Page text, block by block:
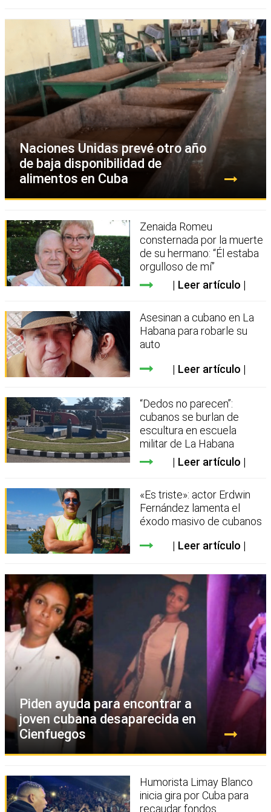
Naciones Unidas prevé otro año
de baja disponibilidad de
alimentos en Cuba
Zenaida Romeu
consternada por la muerte
de su hermano: “Él estaba
orgulloso de mí”
Leer artículo
Asesinan a cubano en La
Habana para robarle su
auto
Leer artículo
“Dedos no parecen”:
cubanos se burlan de
escultura en escuela
militar de La Habana
Leer artículo
«Es triste»: actor Erdwin
Fernández lamenta el
éxodo masivo de cubanos
Leer artículo
Piden ayuda para encontrar a
joven cubana desaparecida en
Cienfuegos
Humorista Limay Blanco
inicia gira por Cuba para
recaudar fondos